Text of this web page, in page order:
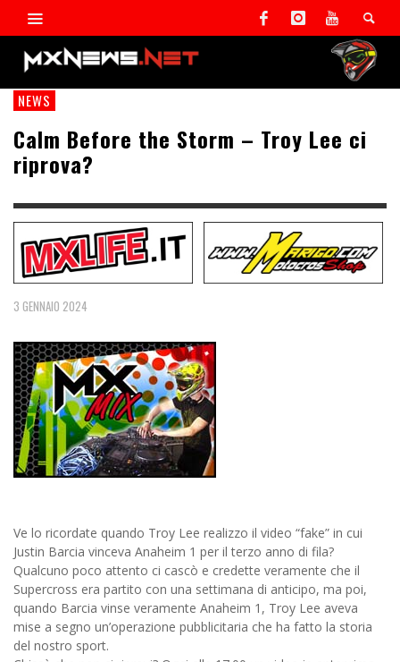
NEWS
Calm Before the Storm – Troy Lee ci
riprova?
3 GENNAIO 2024
Ve lo ricordate quando Troy Lee realizzo il video “fake” in cui
Justin Barcia vinceva Anaheim 1 per il terzo anno di fila?
Qualcuno poco attento ci cascò e credette veramente che il
Supercross era partito con una settimana di anticipo, ma poi,
quando Barcia vinse veramente Anaheim 1, Troy Lee aveva
mise a segno un’operazione pubblicitaria che ha fatto la storia
del nostro sport.